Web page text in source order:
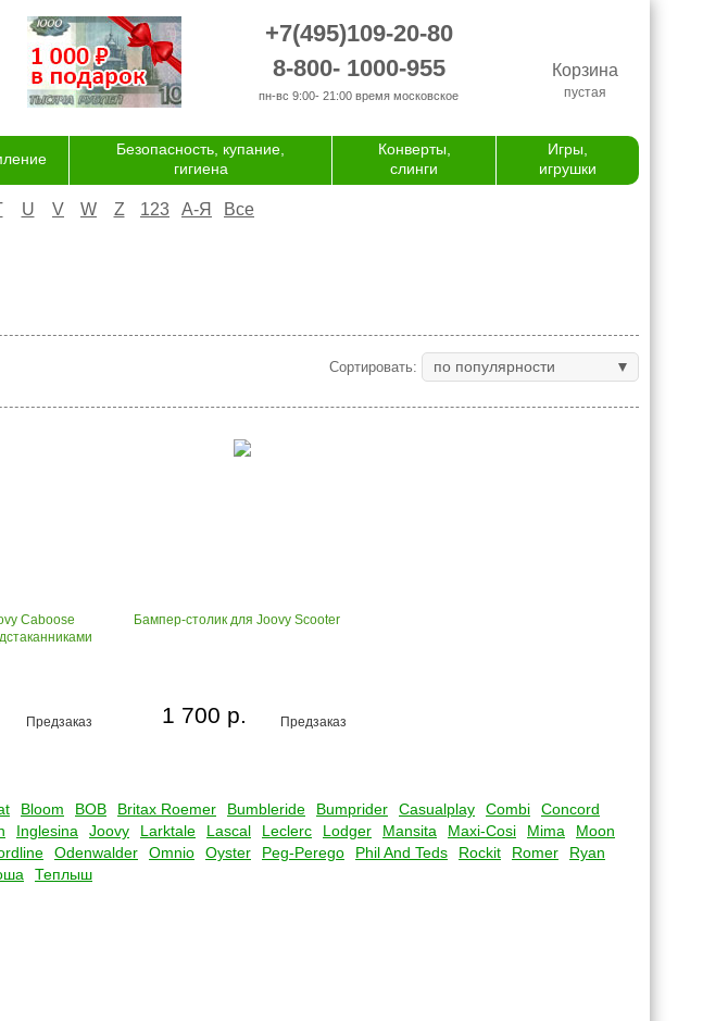
+7(495)109-20-80
8-800- 1000-955
пн-вс 9:00- 21:00 время московское
Корзина
пустая
Безопасность, купание,
гигиена
Конверты,
слинги
Игры,
игрушки
U V W Z 123 А-Я Все
Сортировать: по популярности
Caboose
Предзаказ
Бампер-столик для Joovy Scooter
Предзаказ
1 700 р.
Bloom BOB Britax Roemer Bumbleride Bumprider Casualplay Combi
Concord
Inglesina Joovy Larktale Lascal Leclerc Lodger Mansita Maxi-Cosi Mima
Moon
Odenwalder Omnio Oyster Peg-Perego Phil And Teds Rockit Romer
Ryan
Теплыш